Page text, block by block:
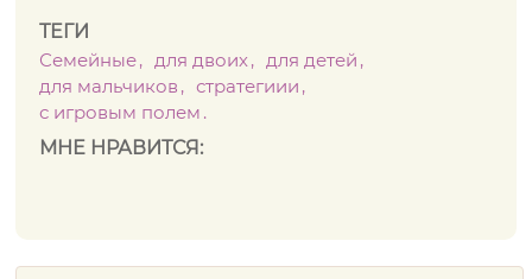
ТЕГИ
Семейные
для двоих
для детей
для мальчиков
стратегиии
с игровым полем
МНЕ НРАВИТСЯ: